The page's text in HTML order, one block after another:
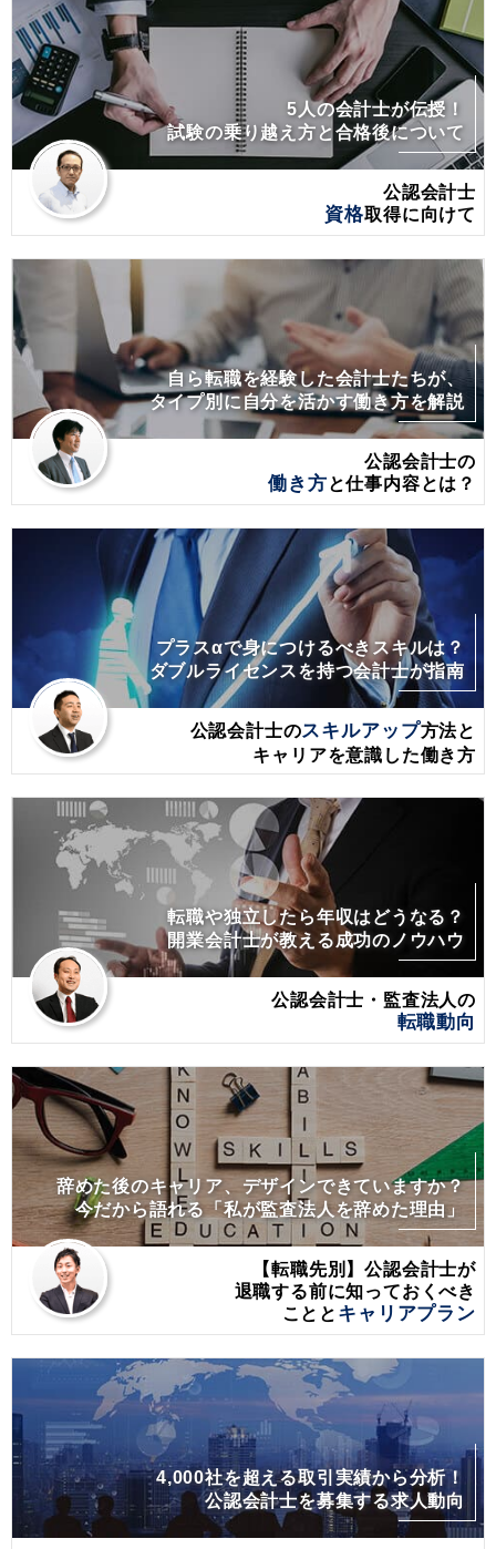
5人の会計士が伝授！
試験の乗り越え方と合格後について
公認会計士
資格取得に向けて
自ら転職を経験した会計士たちが、
タイプ別に自分を活かす働き方を解説
公認会計士の
働き方と仕事内容とは？
プラスαで身につけるべきスキルは？
ダブルライセンスを持つ会計士が指南
公認会計士のスキルアップ方法と
キャリアを意識した働き方
転職や独立したら年収はどうなる？
開業会計士が教える成功のノウハウ
公認会計士・監査法人の
転職動向
辞めた後のキャリア、デザインできていますか？
今だから語れる「私が監査法人を辞めた理由」
【転職先別】公認会計士が
退職する前に知っておくべき
ことと キャリアプラン
4,000社を超える取引実績から分析！
公認会計士を募集する求人動向